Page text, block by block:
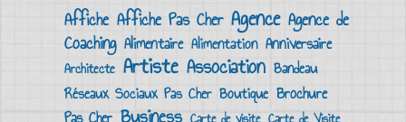
Affiche Affiche Pas Cher Agence Agence de
Coaching Alimentaire Alimentation Anniversaire
Architecte Artiste Association Bandeau
Réseaux Sociaux Pas Cher Boutique Brochure